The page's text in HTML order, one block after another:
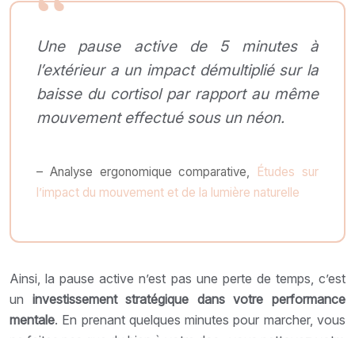
Une pause active de 5 minutes à
l’extérieur a un impact démultiplié sur la
baisse du cortisol par rapport au même
mouvement effectué sous un néon.
– Analyse ergonomique comparative, Études sur
l’impact du mouvement et de la lumière naturelle
Ainsi, la pause active n’est pas une perte de temps, c’est
un investissement stratégique dans votre performance
mentale. En prenant quelques minutes pour marcher, vous